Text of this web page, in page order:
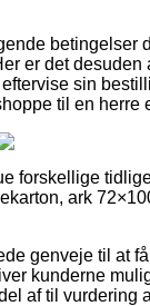
betingelser
er det
sin
til en herre
forskellige
ark
genveje til at
kunderne
af til vurdering